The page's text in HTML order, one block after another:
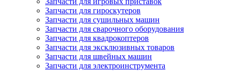
Запчасти для гироскутеров
Запчасти для сушильных машин
Запчасти для сварочного оборудования
Запчасти для квадрокоптеров
Запчасти для эксклюзивных товаров
Запчасти для швейных машин
Запчасти для электроинструмента